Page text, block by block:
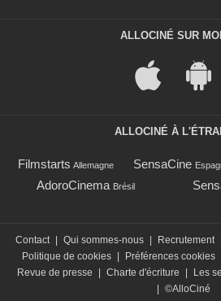
ALLOCINÉ SUR
ALLOCINÉ À
Filmstarts Allemagne SensaCine
AdoroCinema Brésil
Contact Qui sommes-nous Recrutement
Politique de cookies
Préférences cookies
Revue de presse
Charte d'écriture Les
©AlloCiné